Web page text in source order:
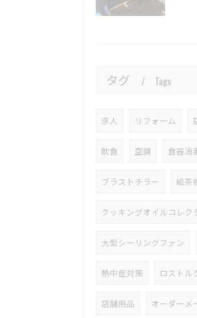
タグ Tags
求人 リフォーム
飲食 空調 食器消
ブラストチラー 給茶
クッキングオイルコレク
大型シーリングファン
熱中症対策 ロストル
店舗用品 オーダーメ